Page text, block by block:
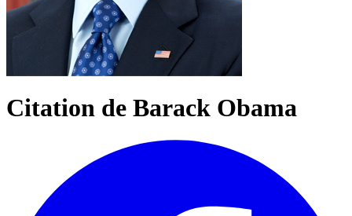
Citation de Barack Obama